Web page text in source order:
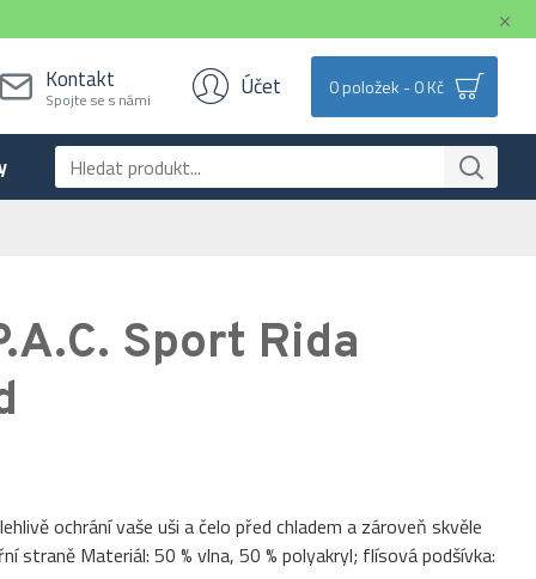
Kontakt
Spojte se s námi Účet 0 položek - 0 Kč
Sport Rida
ochrání vaše uši a čelo před chladem a zároveň skvěle
straně Materiál: 50 % vlna, 50 % polyakryl; flísová podšívka: